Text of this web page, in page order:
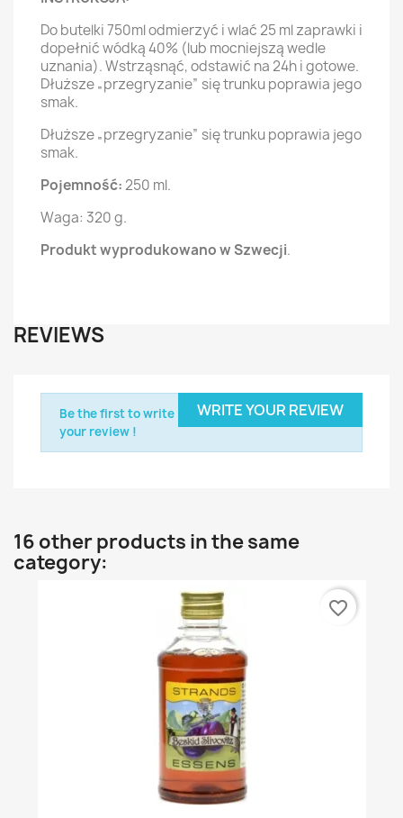
Do butelki 750ml odmierzyć i wlać 25 ml zaprawki i
dopełnić wódką 40% (lub mocniejszą wedle
uznania). Wstrząsnąć, odstawić na 24h i gotowe.
Dłuższe „przegryzanie” się trunku poprawia jego
smak.
Dłuższe „przegryzanie” się trunku poprawia jego
smak.
Pojemność:250 ml.
Waga: 320 g.
Produkt wyprodukowano w Szwecji.
REVIEWS
WRITE YOUR REVIEW
Be the first to write
your review !
16 other products in the same
category:
favorite_border